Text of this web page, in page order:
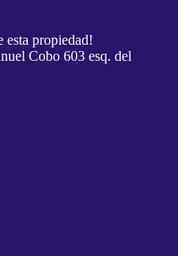
esta propiedad!
Cobo 603 esq. del